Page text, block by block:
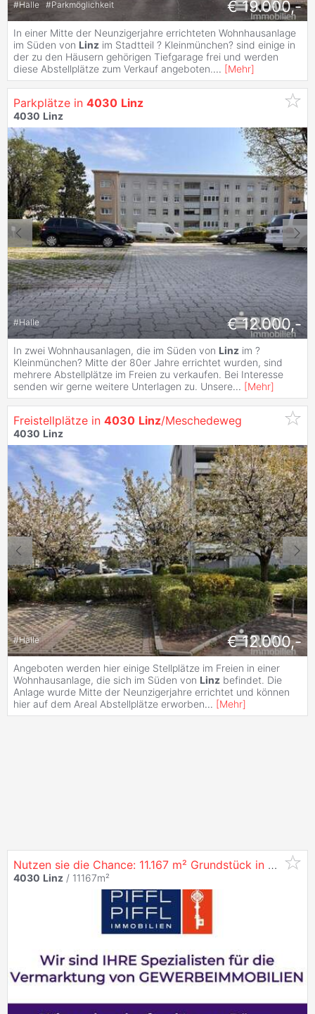
#Halle #Parkmöglichkeit € 19.000,-
In einer Mitte der Neunzigerjahre errichteten Wohnhausanlage
im Süden von Linz im Stadtteil ? Kleinmünchen? sind einige in
der zu den Häusern gehörigen Tiefgarage frei und werden
diese Abstellplätze zum Verkauf angeboten.... [Mehr]
Parkplätze in 4030 Linz
4030 Linz
#Halle € 12.000,-
In zwei Wohnhausanlagen, die im Süden von Linz im ?
Kleinmünchen? Mitte der 80er Jahre errichtet wurden, sind
mehrere Abstellplätze im Freien zu verkaufen. Bei Interesse
senden wir gerne weitere Unterlagen zu. Unsere... [Mehr]
Freistellplätze in 4030 Linz/Meschedeweg
4030 Linz
#Halle € 12.000,-
Angeboten werden hier einige Stellplätze im Freien in einer
Wohnhausanlage, die sich im Süden von Linz befindet. Die
Anlage wurde Mitte der Neunzigerjahre errichtet und können
hier auf dem Areal Abstellplätze erworben... [Mehr]
Nutzen sie die Chance: 11.167 m² Grundstück in
4030
4030 Linz / 11167m²